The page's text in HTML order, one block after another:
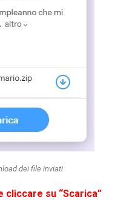
dei file inviati
cliccare su “Scarica”